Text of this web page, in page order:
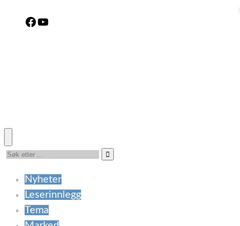
Facebook YouTube
Nyheter
Leserinnlegg
Tema